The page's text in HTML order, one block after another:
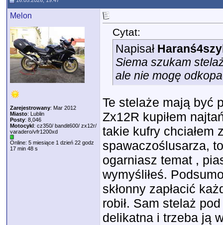
Melon
Zarejestrowany: Mar 2012
Miasto: Lublin
Posty: 8,046
Motocykl: cz350/ bandit600/ zx12r/
varadero/vfr1200xd
Online: 5 miesiące 1 dzień 22 godz
17 min 48 s
Cytat:
Napisał
Siema szukam
ale nie mogę
Te stelaże mają być
Zx12R kupiłem
takie kufry chciałem
spawaczoślusarza,
ogarniasz temat ,
wymyśliłeś.
skłonny zapłacić
robił. Sam stelaż
delikatna i trzeba ją